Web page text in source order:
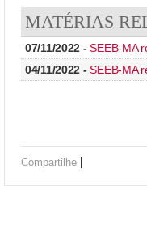
MATÉRIAS
07/11/2022 -SEEB-MA
04/11/2022 -SEEB-MA
Compartilhe |